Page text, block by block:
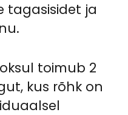
tagasisidet ja
toimub 2
kus rõhk on